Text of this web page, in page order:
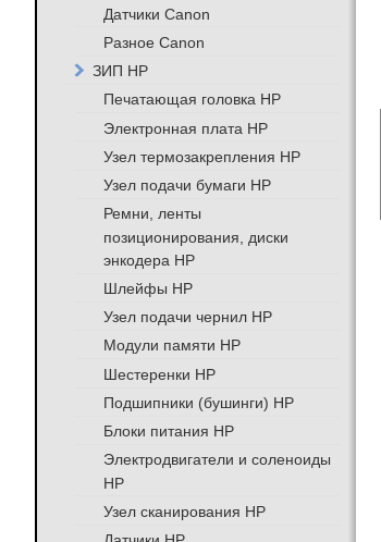
Датчики Canon
Разное Canon
ЗИП HP
Печатающая головка HP
Электронная плата HP
Узел термозакрепления HP
Узел подачи бумаги HP
Ремни, ленты
позиционирования, диски
энкодера HP
Шлейфы HP
Узел подачи чернил HP
Модули памяти HP
Шестеренки HP
Подшипники (бушинги) HP
Блоки питания HP
Электродвигатели и соленоиды
HP
Узел сканирования HP